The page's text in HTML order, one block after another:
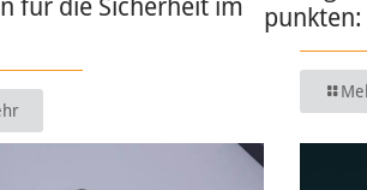
für die Sicherheit im
punkten: